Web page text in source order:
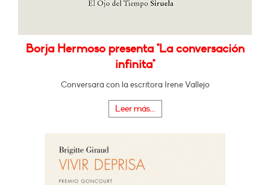
Borja Hermoso presenta "La conversación
infinita"
Conversará con la escritora Irene Vallejo
Leer más...